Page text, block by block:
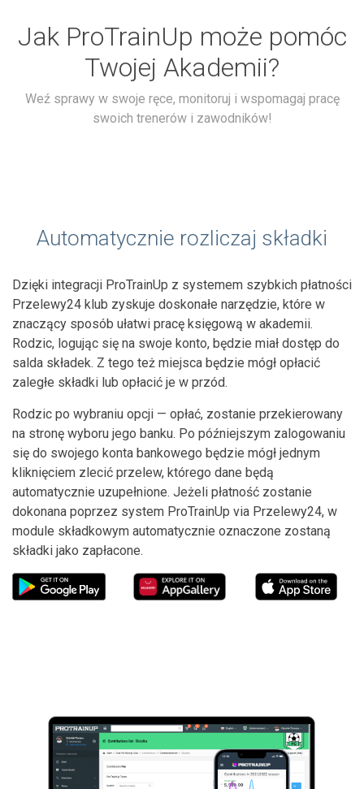
Jak ProTrainUp może pomóc
Twojej Akademii?
Weź sprawy w swoje ręce, monitoruj i wspomagaj pracę
swoich trenerów i zawodników!
Automatycznie rozliczaj składki
Dzięki integracji ProTrainUp z systemem szybkich płatności
Przelewy24 klub zyskuje doskonałe narzędzie, które w
znaczący sposób ułatwi pracę księgową w akademii.
Rodzic, logując się na swoje konto, będzie miał dostęp do
salda składek. Z tego też miejsca będzie mógł opłacić
zaległe składki lub opłacić je w przód.
Rodzic po wybraniu opcji — opłać, zostanie przekierowany
na stronę wyboru jego banku. Po późniejszym zalogowaniu
się do swojego konta bankowego będzie mógł jednym
kliknięciem zlecić przelew, którego dane będą
automatycznie uzupełnione. Jeżeli płatność zostanie
dokonana poprzez system ProTrainUp via Przelewy24, w
module składkowym automatycznie oznaczone zostaną
składki jako zapłacone.